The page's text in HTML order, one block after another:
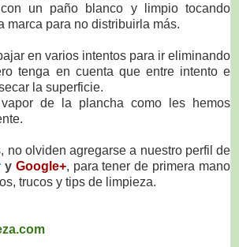
un paño blanco y limpio tocando
marca para no distribuirla más.
en varios intentos para ir eliminando
tenga en cuenta que entre intento e
la superficie.
de la plancha como les hemos
no olviden agregarse a nuestro perfil de
y Google+, para tener de primera mano
trucos y tips de limpieza.